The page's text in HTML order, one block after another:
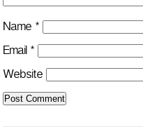
Name *
Email *
Website